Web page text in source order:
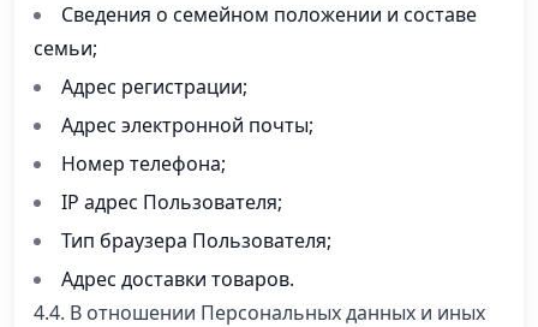
Сведения о семейном положении и составе
семьи;
Адрес регистрации;
Адрес электронной почты;
Номер телефона;
IP адрес Пользователя;
Тип браузера Пользователя;
Адрес доставки товаров.
4.4. В отношении Персональных данных и иных